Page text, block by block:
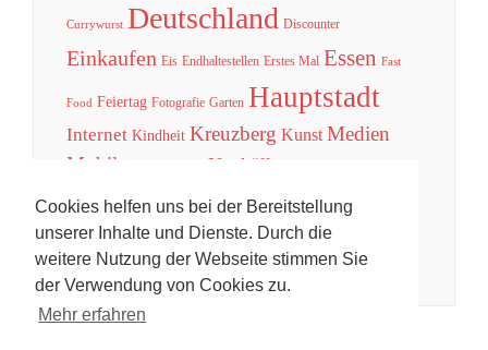
Cookies helfen uns bei der Bereitstellung
unserer Inhalte und Dienste. Durch die
weitere Nutzung der Webseite stimmen Sie
der Verwendung von Cookies zu.
Mehr erfahren
Currywurst Deutschland Discounter
Einkaufen Eis Endhaltestellen Erstes Mal Essen Fast
Food Feiertag Fotografie Garten Hauptstadt
Internet Kindheit Kreuzberg Kunst Medien
Mobil
Neukölln
Presse Rabatt Reise Spiele Sport Street Art
Telefon Tradition Tricks Unterhaltung
Urheberrecht Verkehr Welt Werbung